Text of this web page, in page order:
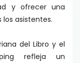
y ofrecer una
asistentes.
del Libro y el
refleja un